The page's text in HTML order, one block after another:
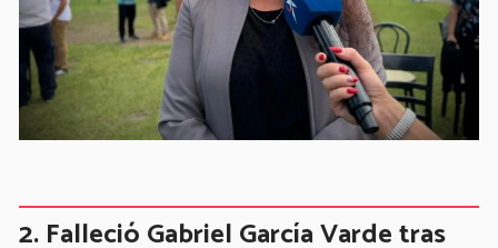
Falleció Gabriel García Varde tras